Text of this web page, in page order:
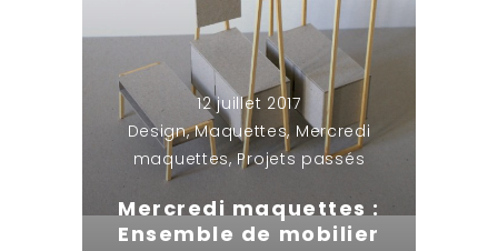
12 juillet 2017
Design,Maquettes, Mercredi
maquettes,Projets passés
Mercredi maquettes :
Ensemble de mobilier